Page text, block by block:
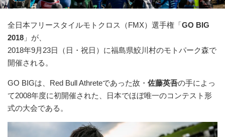
全日本フリースタイルモトクロス（FMX）選手権「GO BIG
2018 」が、
2018年9月23日（日・祝日）に福島県鮫川村のモトパーク森で
開催される。
GO BIGは、Red Bull Athreteであった故・ 佐藤英吾の手によっ
て2008年度に初開催された、日本でほぼ唯一のコンテスト形
式の大会である。